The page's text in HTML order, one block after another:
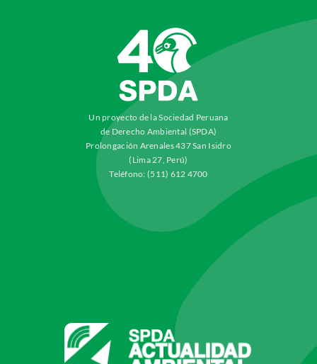
Un proyecto de la Sociedad Peruana
de Derecho Ambiental (SPDA)
Prolongación Arenales 437 San Isidro
(Lima 27, Perú)
Teléfono: (511) 612 4700